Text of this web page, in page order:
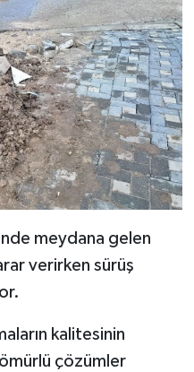
meydana gelen
verirken sürüş
kalitesinin
ömürlü çözümler